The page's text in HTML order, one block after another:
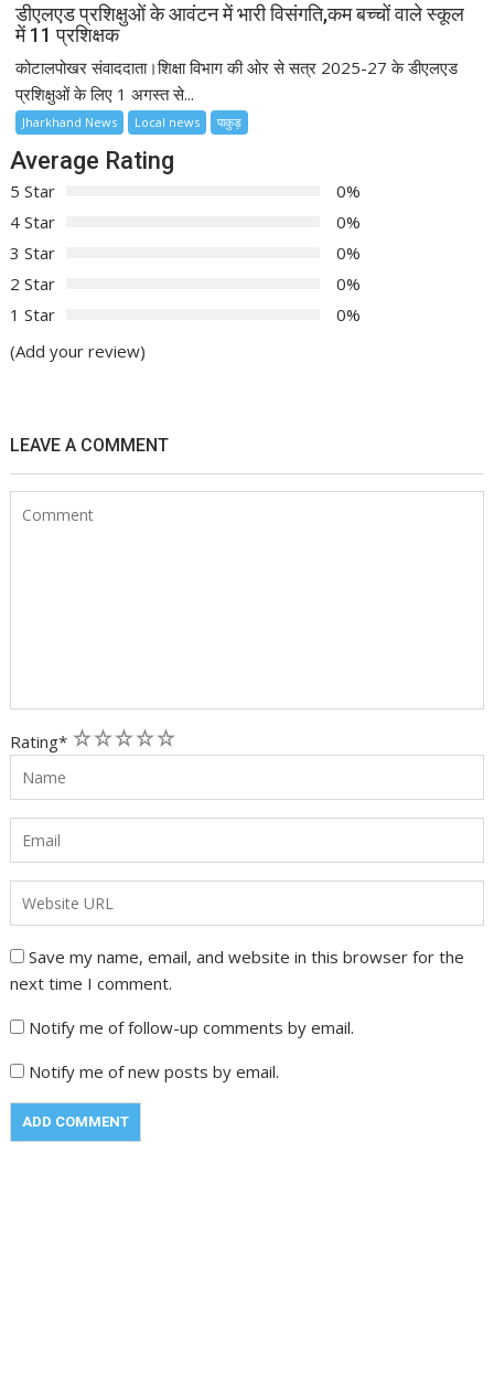
डीएलएड प्रशिक्षुओं के आवंटन में भारी विसंगति,कम बच्चों वाले स्कूल
में 11 प्रशिक्षक
कोटालपोखर संवाददाता।शिक्षा विभाग की ओर से सत्र 2025-27 के डीएलएड
प्रशिक्षुओं के लिए 1 अगस्त से...
Jharkhand News Local news पाकुड़
Average Rating
5 Star
0%
4 Star
0%
3 Star
0%
2 Star
0%
1 Star
0%
(Add your review)
LEAVE A COMMENT
Rating* 5
4
3
2
1
Save my name, email, and website in this browser for the
next time I comment.
Notify me of follow-up comments by email.
Notify me of new posts by email.